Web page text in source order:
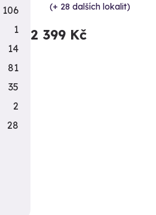
(+ 28 dalších lokalit)
2 399 Kč
106
1
14
81
35
2
28